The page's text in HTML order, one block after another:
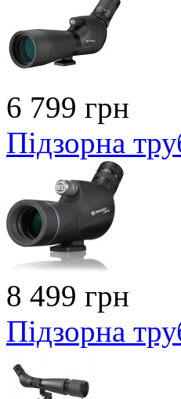
6 799 грн
Підзорна
8 499 грн
Підзорна